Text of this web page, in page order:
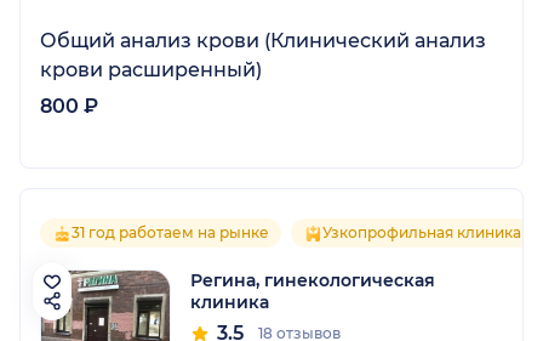
Общий анализ крови (Клинический анализ
крови расширенный)
800 ₽
31 год работаем на рынке Узкопрофильная клиника
Регина, гинекологическая
клиника
3.5 18 отзывов